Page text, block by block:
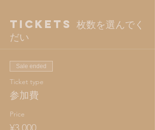
Tickets 枚数を選んでく
だい
Sale ended
Ticket type
参加費
Price
¥3,000